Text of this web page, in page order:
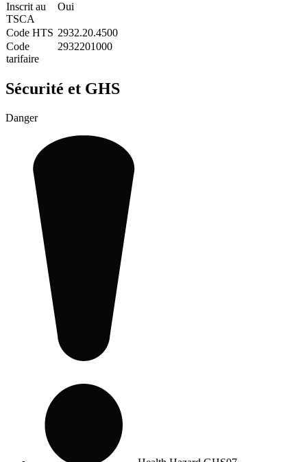
Inscrit au
TSCA
Oui
Code HTS 2932.20.4500
Code
tarifaire
2932201000
Sécurité et GHS
Danger